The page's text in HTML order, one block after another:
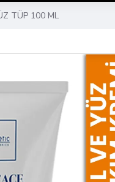
TÜP 100 ML